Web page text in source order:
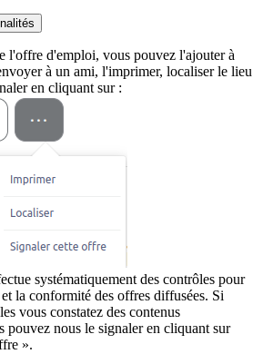
l'offre d'emploi, vous pouvez l'ajouter à
à un ami, l'imprimer, localiser le lieu
en cliquant sur :
systématiquement des contrôles pour
la conformité des offres diffusées. Si
vous constatez des contenus
pouvez nous le signaler en cliquant sur
».